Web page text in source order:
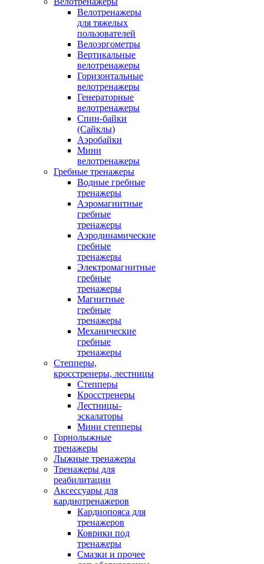
Велотренажеры
для тяжелых
пользователей
Велоэргометры
Вертикальные
велотренажеры
Горизонтальные
велотренажеры
Генераторные
велотренажеры
Спин-байки
(Сайклы)
Аэробайки
Мини
велотренажеры
Гребные тренажеры
Водные гребные
тренажеры
Аэромагнитные
гребные
тренажеры
Аэродинамические
гребные
тренажеры
Электромагнитные
гребные
тренажеры
Магнитные
гребные
тренажеры
Механические
гребные
тренажеры
Степперы,
кросстренеры, лестницы
Степперы
Кросстренеры
Лестницы-
эскалаторы
Мини степперы
Горнолыжные
тренажеры
Лыжные тренажеры
Тренажеры для
реабилитации
Аксессуары для
кардиотренажеров
Кардиопояса для
тренажеров
Коврики под
тренажеры
Смазки и прочее